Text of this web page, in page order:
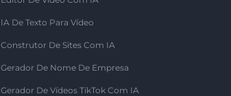
IA De Texto Para Vídeo
Construtor De Sites Com IA
Gerador De Nome De Empresa
Gerador De Vídeos TikTok Com IA